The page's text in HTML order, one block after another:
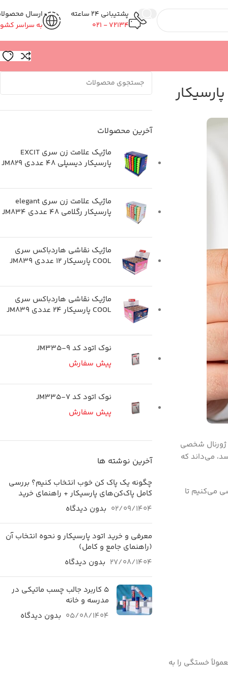
پشتیبانی 24 ساعته
72134 - 021
ارسال
به سراسر
ژورنال شخصی
می‌داند که
می‌کنیم تا
خستگی را به
آخرین محصولات
ماژیک علامت زن سری EXCIT
پارسیکار دیسپلی 48 عددى JM829
ماژیک علامت زن سری elegant
پارسیکار رگلامى 48 عددى JM834
ماژیک نقاشی هاردباکس سری
COOL پارسیکار 12 عددى JM839
ماژیک نقاشی هاردباکس سری
COOL پارسیکار ٢٤ عددى JM839
نوک اتود کد JM335-9
پیش سفارش
نوک اتود کد JM335-7
پیش سفارش
آخرین نوشته ها
چگونه یک پاک‌ کن خوب انتخاب کنیم؟ بررسی
کامل پاک‌کن‌های پارسیکار + راهنمای خرید
02/09/1404 بدون دیدگاه
معرفی و خرید اتود پارسیکار و نحوه انتخاب آن
(راهنمای جامع و کامل)
27/08/1404 بدون دیدگاه
5 کاربرد جالب چسب ماتیکی در
مدرسه و خانه
05/08/1404 بدون دیدگاه